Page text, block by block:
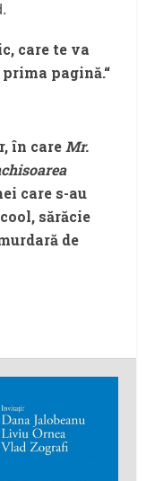
care te va
pagină.“
în care Mr.
care s-au
sărăcie
de